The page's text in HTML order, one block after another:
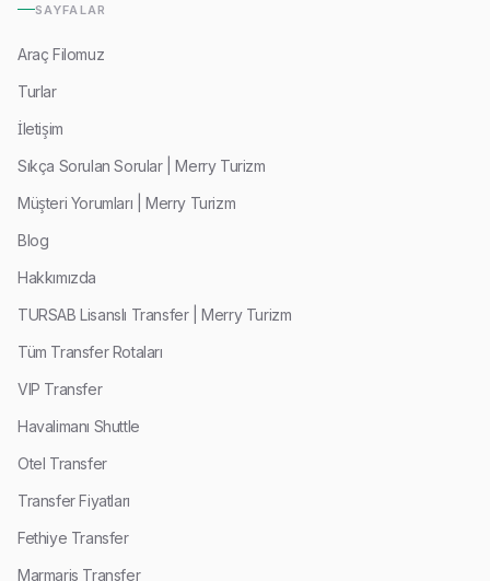
SAYFALAR
Araç Filomuz
Turlar
İletişim
Sıkça Sorulan Sorular | Merry Turizm
Müşteri Yorumları | Merry Turizm
Blog
Hakkımızda
TURSAB Lisanslı Transfer | Merry Turizm
Tüm Transfer Rotaları
VIP Transfer
Havalimanı Shuttle
Otel Transfer
Transfer Fiyatları
Fethiye Transfer
Marmaris Transfer